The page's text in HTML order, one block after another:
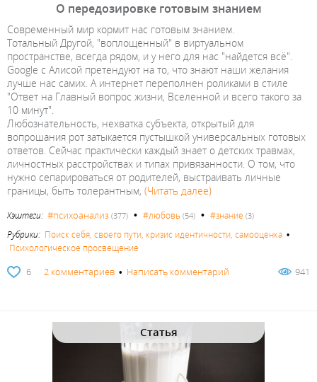
О передозировке готовым знанием
Современный мир кормит нас готовым знанием.
Тотальный Другой, "воплощенный" в виртуальном
пространстве, всегда рядом, и у него для нас "найдется всё".
Google с Алисой претендуют на то, что знают наши желания
лучше нас самих. А интернет переполнен роликами в стиле
"Ответ на Главный вопрос жизни, Вселенной и всего такого за
10 минут".
Любознательность, нехватка субъекта, открытый для
вопрошания рот затыкается пустышкой универсальных готовых
ответов. Сейчас практически каждый знает о детских травмах,
личностных расстройствах и типах привязанности. О том, что
нужно сепарироваться от родителей, выстраивать личные
границы, быть толерантным, (Читать далее)
Хэштеги: #психоанализ (377) • #любовь (54) • #знание (3)
Рубрики: Поиск себя, своего пути, кризис идентичности, самооценка •
Психологическое просвещение
6 2 комментариев • Написать комментарий 941
Статья